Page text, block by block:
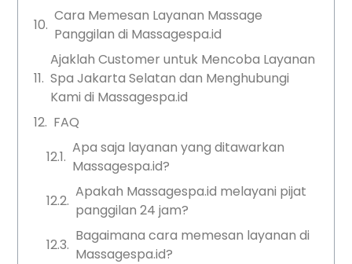
Cara Memesan Layanan Massage
Panggilan di Massagespa.id
Ajaklah Customer untuk Mencoba Layanan
Spa Jakarta Selatan dan Menghubungi
Kami di Massagespa.id
FAQ
Apa saja layanan yang ditawarkan
Massagespa.id?
Apakah Massagespa.id melayani pijat
panggilan 24 jam?
Bagaimana cara memesan layanan di
Massagespa.id?